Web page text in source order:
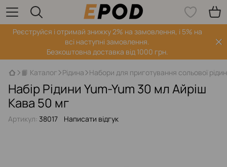
Реєструйся і отримай знижку 2% на замовлення, і 5% на
всі наступні замовлення.
Безкоштовна доставка від 1000 грн.
📙 Каталог Рідина Набори для приготування сольової
Набір Рідини Yum-Yum 30 мл Айріш
Кава 50 мг
Артикул: 38017 Написати відгук